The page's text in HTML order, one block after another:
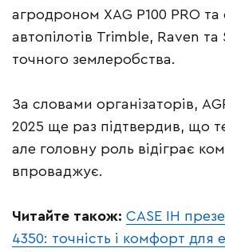
агродроном XAG P100 PRO
автопілотів Trimble, Raven
точного землеробства.
За словами організаторів,
2025 ще раз підтвердив, що
але головну роль відіграє
впроваджує.
Читайте також: CASE IH
4350: точність і комфорт для